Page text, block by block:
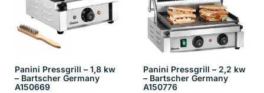
Panini Pressgrill – 1,8 kw
– Bartscher Germany
A150669
Panini Pressgrill – 2,2 kw
– Bartscher Germany
A150776